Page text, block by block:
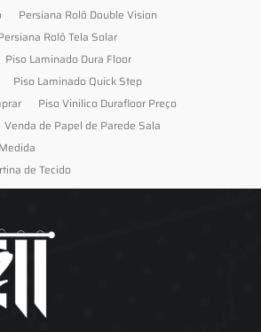
Persiana Rolô Double Vision
Rolô Tela Solar
Piso Laminado Dura Floor
Piso Laminado Quick Step
Piso Vinilico Durafloor Preço
Venda de Papel de Parede Sala
de Tecido